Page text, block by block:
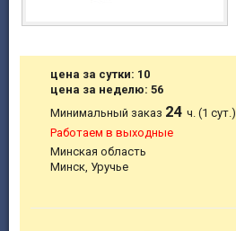
цена за сутки: 10
цена за неделю: 56
Минимальный заказ 24ч. (1 сут.)
Работаем в выходные
Минская область
Минск, Уручье